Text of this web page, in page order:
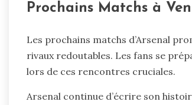
Prochains Matchs à
Les prochains matchs d’Arsenal
rivaux redoutables. Les fans se
lors de ces rencontres cruciales.
Arsenal continue d’écrire son